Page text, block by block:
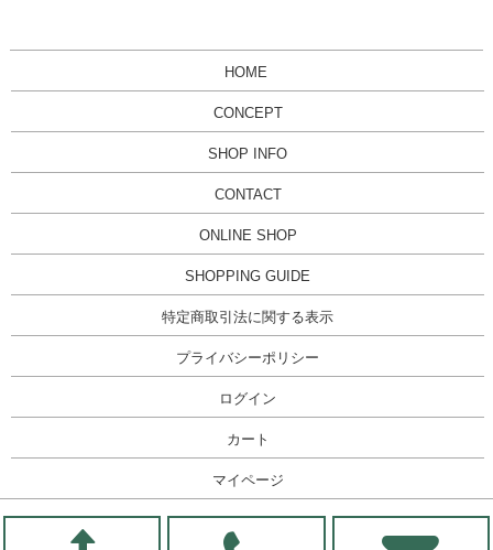
HOME
CONCEPT
SHOP INFO
CONTACT
ONLINE SHOP
SHOPPING GUIDE
特定商取引法に関する表示
プライバシーポリシー
ログイン
カート
マイページ